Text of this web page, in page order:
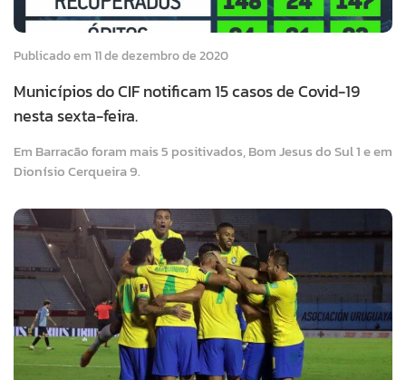
Publicado em 11 de dezembro de 2020
Municípios do CIF notificam 15 casos de Covid-19
nesta sexta-feira.
Em Barracão foram mais 5 positivados, Bom Jesus do Sul 1 e em
Dionísio Cerqueira 9.